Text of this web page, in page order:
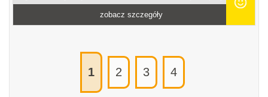
zobacz szczegóły
1 2 3 4